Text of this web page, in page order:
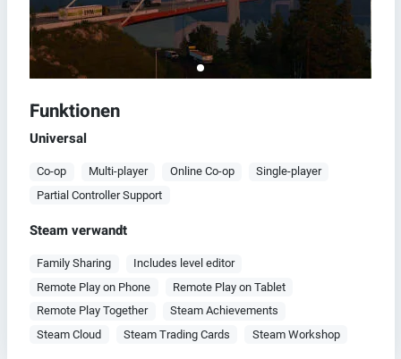
Funktionen
Universal
Co-op Multi-player Online Co-op
Single-player
Partial Controller Support
Steam verwandt
Family Sharing
Includes level editor
Remote Play on Phone
Remote Play on Tablet
Remote Play Together
Steam Achievements
Steam Cloud
Steam Trading Cards Steam Workshop